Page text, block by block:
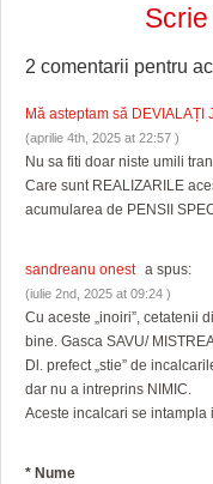
2 comentarii pentru
Mă asteptam să DEVIALAȚI
(aprilie 4th, 2025 at 22:57 )
Nu sa fiti doar niste umili
Care sunt REALIZARILE
acumularea de PENSII
sandreanu onest a spus:
(iulie 2nd, 2025 at 09:24 )
Cu aceste „inoiri”, cetatenii
bine. Gasca SAVU/
Dl. prefect „stie” de
dar nu a intreprins NIMIC.
Aceste incalcari se intampla
* Nume